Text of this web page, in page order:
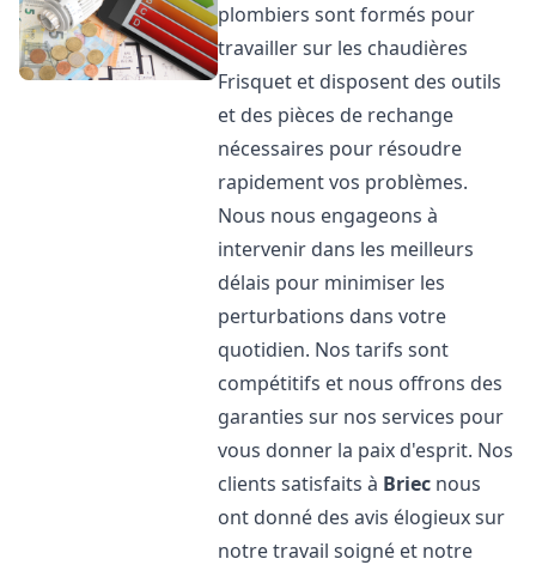
plombiers sont formés pour
travailler sur les chaudières
Frisquet et disposent des outils
et des pièces de rechange
nécessaires pour résoudre
rapidement vos problèmes.
Nous nous engageons à
intervenir dans les meilleurs
délais pour minimiser les
perturbations dans votre
quotidien. Nos tarifs sont
compétitifs et nous offrons des
garanties sur nos services pour
vous donner la paix d'esprit. Nos
clients satisfaits à Briec nous
ont donné des avis élogieux sur
notre travail soigné et notre